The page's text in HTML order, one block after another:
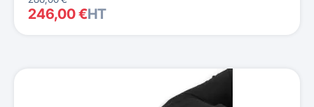
246,00 €HT